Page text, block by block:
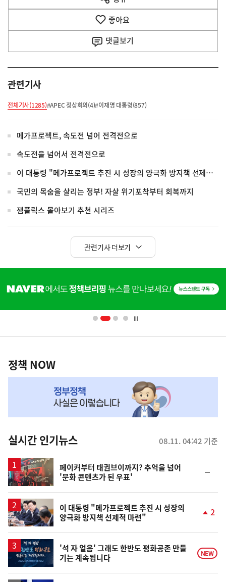
음
열
기
좋아요
댓글보기
관련기사
전체기사(1285)#APEC 정상회의(4)#이재명 대통령(857)
메가프로젝트, 속도전 넘어 전격전으로
속도전을 넘어서 전격전으로
이 대통령 "메가프로젝트 추진 시 성장의 양극화 방지책 선제적 마련"
국민의 목숨을 살리는 정부! 자살 위기포착부터 회복까지
잼플릭스 몰아보기 추천 시리즈
관련기사 더보기
단
배
영
책
NOW,
뉴
스
정책 NOW
실시간 인기뉴스 08.11. 04:42 기준
페이커부터 태권브이까지? 추억을 넘어
'문화 콘텐츠가 된 우표'
일
이 대통령 "메가프로젝트 추진 시 성장의
양극화 방지책 선제적 마련"
승
2
'석 자 얼음' 그래도 한반도 평화공존 만들
기는 계속됩니다
NEW